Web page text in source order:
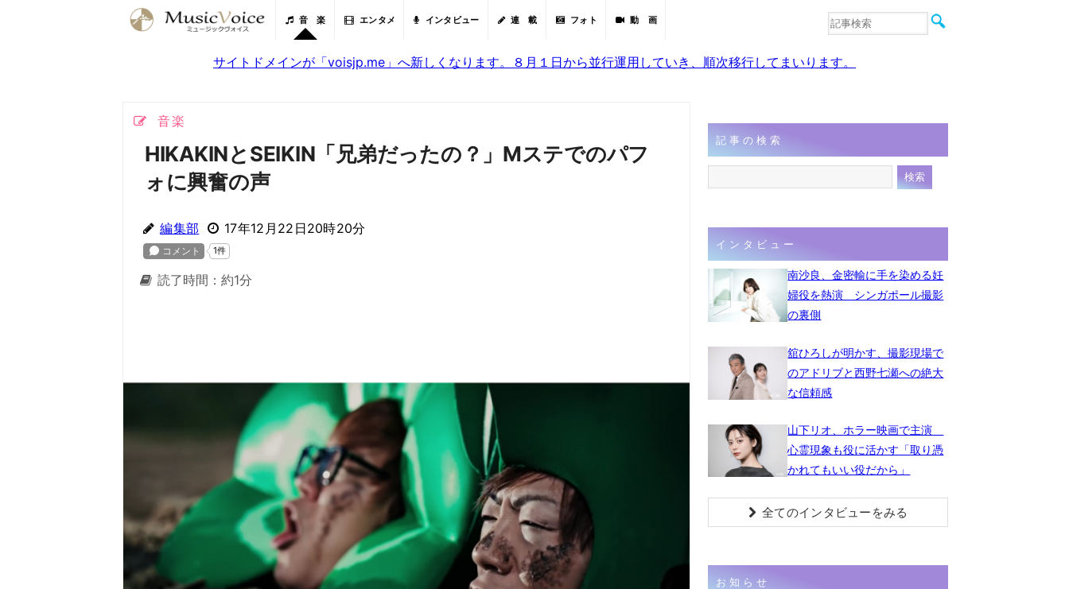
音 楽 エンタメ インタビュー 連 載 フォト 動 画
音楽
サイトドメインが「voisjp.me」へ新しくなります。８月１日から並行運用していき、順次移行してまいります。
音楽
HIKAKINとSEIKIN「兄弟だったの？」Mステでのパフ
ォに興奮の声
編集部 17年12月22日20時20分
読了時間：約1分
記事の検索
インタビュー
南沙良、金密輸に手を染める妊
婦役を熱演 シンガポール撮影
の裏側
舘ひろしが明かす、撮影現場で
のアドリブと西野七瀬への絶大
な信頼感
山下リオ、ホラー映画で主演
心霊現象も役に活かす「取り憑
かれてもいい役だから」
全てのインタビューをみる
お知らせ